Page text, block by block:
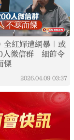
全紅嬋遭網暴｜或
人微信群 細節令
慄
2026.04.09 03:37